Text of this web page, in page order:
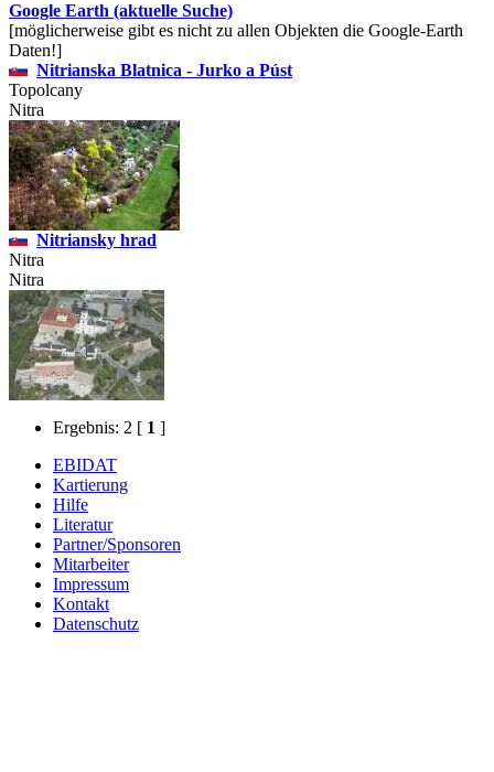
Google Earth (aktuelle Suche)
[möglicherweise gibt es nicht zu allen Objekten die Google-Earth
Daten!]
Nitrianska Blatnica - Jurko a Púst
Topolcany
Nitra
Nitriansky hrad
Nitra
Nitra
Ergebnis: 2 [ 1 ]
EBIDAT
Kartierung
Hilfe
Literatur
Partner/Sponsoren
Mitarbeiter
Impressum
Kontakt
Datenschutz